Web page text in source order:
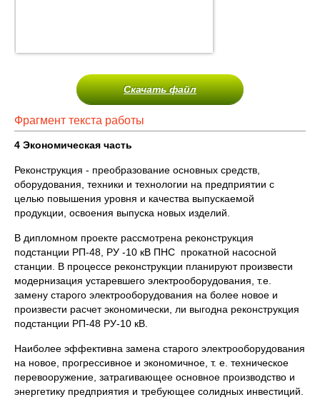
Скачать файл
Фрагмент текста работы
4 Экономическая часть
Реконструкция - преобразование основных средств,
оборудования, техники и технологии на предприятии с
целью повышения уровня и качества выпускаемой
продукции, освоения выпуска новых изделий.
В дипломном проекте рассмотрена реконструкция
подстанции РП-48, РУ -10 кВ ПНС прокатной насосной
станции. В процессе реконструкции планируют произвести
модернизация устаревшего электрооборудования, т.е.
замену старого электрооборудования на более новое и
произвести расчет экономически, ли выгодна реконструкция
подстанции РП-48 РУ-10 кВ.
Наиболее эффективна замена старого электрооборудования
на новое, прогрессивное и экономичное, т. е. техническое
перевооружение, затрагивающее основное производство и
энергетику предприятия и требующее солидных инвестиций.